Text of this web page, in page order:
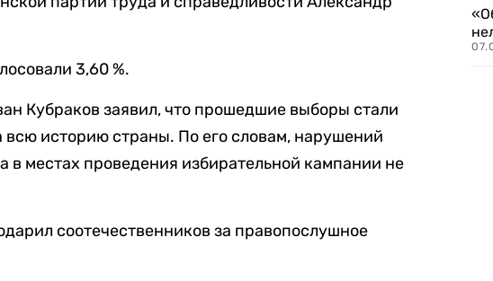
3,60 %.
Кубраков заявил, что прошедшие выборы стали
историю страны. По его словам, нарушений
в местах проведения избирательной кампании не
соотечественников за правопослушное